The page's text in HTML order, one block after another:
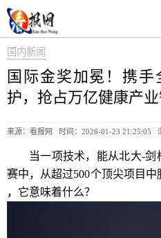
国内新闻
国际金奖加冕！携
护，抢占万亿健康产
来源：看报网 时间：2026-01-23 21:25:05
当一项技术，能从北大-
赛中，从超过500个顶尖项目
，它意味着什么？